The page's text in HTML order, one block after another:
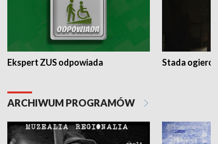
Ekspert ZUS odpowiada Stada
ARCHIWUM PROGRAMÓW